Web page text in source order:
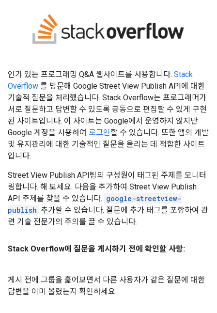
인기 있는 프로그래밍 Q&A 웹사이트를 사용합니다. Stack
Overflow 를 방문해 Google Street View Publish API에 대한
기술적 질문을 처리했습니다. Stack Overflow는 프로그래머가
서로 질문하고 답변할 수 있도록 공동으로 편집할 수 있게 구현
된 사이트입니다. 이 사이트는 Google에서 운영하지 않지만
Google 계정을 사용하여 로그인할 수 있습니다. 또한 앱의 개발
및 유지관리에 대한 기술적인 질문을 올리는 데 적합한 사이트
입니다.
Street View Publish API팀의 구성원이 태그된 주제를 모니터
링합니다. 해 보세요. 다음을 추가하여 Street View Publish
API 주제를 찾을 수 있습니다. google-streetview-
publish 추가할 수 있습니다. 질문에 추가 태그를 포함하여 관
련 기술 전문가의 주의를 끌 수 있습니다.
Stack Overflow에 질문을 게시하기 전에 확인할 사항:
게시 전에 그룹을 훑어보면서 다른 사용자가 같은 질문에 대한
답변을 이미 올렸는지 확인하세요.